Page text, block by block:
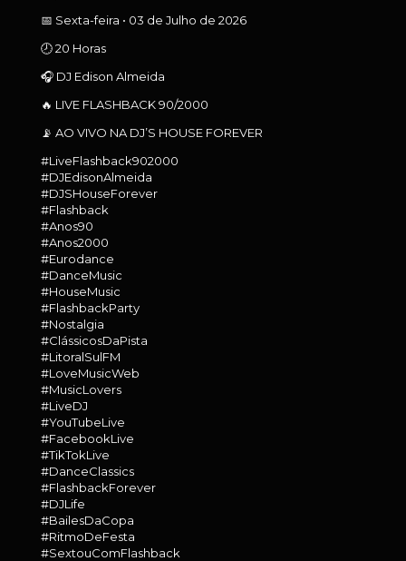
📅 Sexta-feira • 03 de Julho de 2026
🕗 20 Horas
🎧 DJ Edison Almeida
🔥 LIVE FLASHBACK 90/2000
📡 AO VIVO NA DJ’S HOUSE FOREVER
#LiveFlashback902000
#DJEdisonAlmeida
#DJSHouseForever
#Flashback
#Anos90
#Anos2000
#Eurodance
#DanceMusic
#HouseMusic
#FlashbackParty
#Nostalgia
#ClássicosDaPista
#LitoralSulFM
#LoveMusicWeb
#MusicLovers
#LiveDJ
#YouTubeLive
#FacebookLive
#TikTokLive
#DanceClassics
#FlashbackForever
#DJLife
#BailesDaCopa
#RitmoDeFesta
#SextouComFlashback